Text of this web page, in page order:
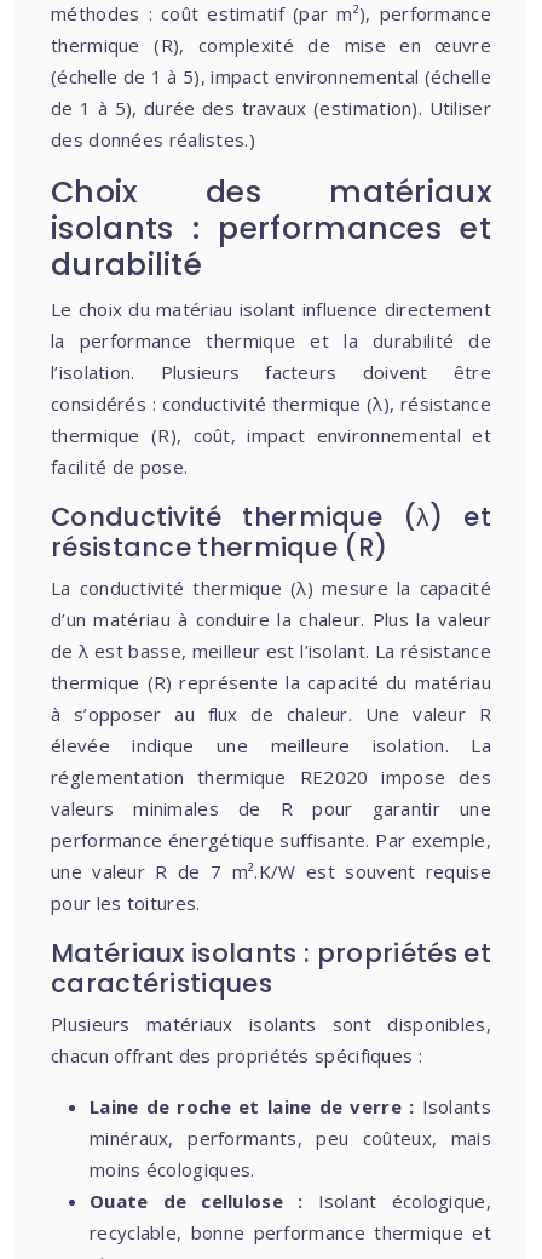
méthodes : coût estimatif (par m²), performance
thermique (R), complexité de mise en œuvre
(échelle de 1 à 5), impact environnemental (échelle
de 1 à 5), durée des travaux (estimation). Utiliser
des données réalistes.)
Choix des matériaux
isolants : performances et
durabilité
Le choix du matériau isolant influence directement
la performance thermique et la durabilité de
l’isolation. Plusieurs facteurs doivent être
considérés : conductivité thermique (λ), résistance
thermique (R), coût, impact environnemental et
facilité de pose.
Conductivité thermique (λ) et
résistance thermique (R)
La conductivité thermique (λ) mesure la capacité
d’un matériau à conduire la chaleur. Plus la valeur
de λ est basse, meilleur est l’isolant. La résistance
thermique (R) représente la capacité du matériau
à s’opposer au flux de chaleur. Une valeur R
élevée indique une meilleure isolation. La
réglementation thermique RE2020 impose des
valeurs minimales de R pour garantir une
performance énergétique suffisante. Par exemple,
une valeur R de 7 m².K/W est souvent requise
pour les toitures.
Matériaux isolants : propriétés et
caractéristiques
Plusieurs matériaux isolants sont disponibles,
chacun offrant des propriétés spécifiques :
Laine de roche et laine de verre : Isolants
minéraux, performants, peu coûteux, mais
moins écologiques.
Ouate de cellulose : Isolant écologique,
recyclable, bonne performance thermique et